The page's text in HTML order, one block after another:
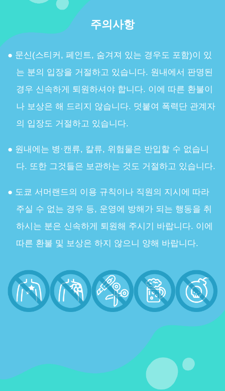
주의사항
문신(스티커, 페인트, 숨겨져 있는 경우도 포함)이 있
는 분의 입장을 거절하고 있습니다. 원내에서 판명된
경우 신속하게 퇴원하셔야 합니다. 이에 따른 환불이
나 보상은 해 드리지 않습니다. 덧붙여 폭력단 관계자
의 입장도 거절하고 있습니다.
원내에는 병·캔류, 칼류, 위험물은 반입할 수 없습니
다. 또한 그것들은 보관하는 것도 거절하고 있습니다.
도쿄 서머랜드의 이용 규칙이나 직원의 지시에 따라
주실 수 없는 경우 등, 운영에 방해가 되는 행동을 취
하시는 분은 신속하게 퇴원해 주시기 바랍니다. 이에
따른 환불 및 보상은 하지 않으니 양해 바랍니다.